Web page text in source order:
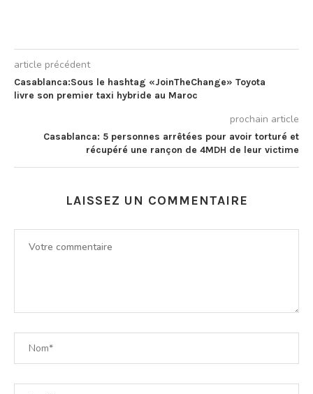
article précédent
Casablanca:Sous le hashtag «JoinTheChange» Toyota
livre son premier taxi hybride au Maroc
prochain article
Casablanca: 5 personnes arrêtées pour avoir torturé et
récupéré une rançon de 4MDH de leur victime
LAISSEZ UN COMMENTAIRE